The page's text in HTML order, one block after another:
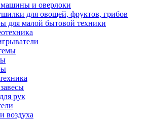
и оверлоки
для овощей, фруктов, грибов
для малой бытовой техники
рук
воздуха